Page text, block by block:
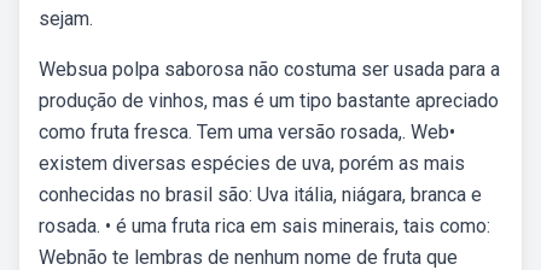
sejam.
Websua polpa saborosa não costuma ser usada para a
produção de vinhos, mas é um tipo bastante apreciado
como fruta fresca. Tem uma versão rosada,. Web•
existem diversas espécies de uva, porém as mais
conhecidas no brasil são: Uva itália, niágara, branca e
rosada. • é uma fruta rica em sais minerais, tais como:
Webnão te lembras de nenhum nome de fruta que